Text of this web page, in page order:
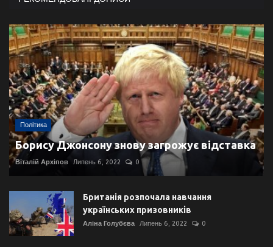
Політика
Борису Джонсону знову загрожує відставка
Віталій Архіпов Липень 6, 2022 0
Британія розпочала навчання
українських призовників
Аліна Голубєва Липень 6, 2022 0